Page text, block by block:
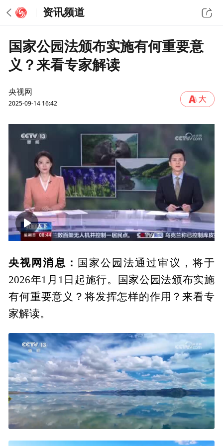
资讯频道
国家公园法颁布实施有何重要意
义？来看专家解读
央视网
2025-09-14 16:42
00:00 01:27
央视网消息： 国家公园法通过审议，将于
2026年1月1日起施行。国家公园法颁布实施
有何重要意义？将发挥怎样的作用？来看专
家解读。